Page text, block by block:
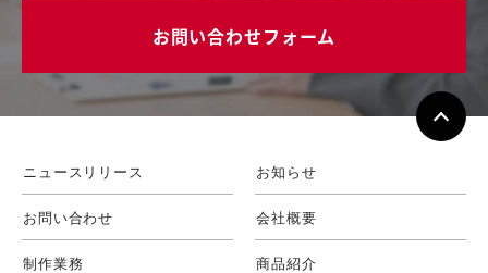
お問い合わせフォーム
ニュースリリース お知らせ
お問い合わせ 会社概要
制作業務 商品紹介